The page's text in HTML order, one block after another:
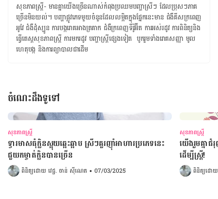
សុខភាព​ស្ត្រី​- ​មាន​គ្នា​យើង​ច្រើន​ណាស់​កំពុង​ប្រឈម​បញ្ហាស្រីៗ ដែល​ប្រុសៗ​ភាគ​
ច្រើន​មិន​យល់។ ​បញ្ហា​ផ្លូវ​ភេទ​​​មួយ​ចំនួន​ដែល​លម្អិត​ក្នុង​ផ្នែក​នេះ​មាន ​ជំងឺគីសក្រពេញ
អូវែ ​ជំងឺដុំស្បូន ​ការបង្ករោគអាងត្រគាក ​ជំងឺក្រពេញទីរ៉ូអ៊ីត ​ការអស់រដូវ ​ការពិនិត្យនិង​
ធ្វើតេស្តសុខភាពស្រ្តី ​ការមករដូវ ​បញ្ហា​ស្ត្រី​ផ្សេងទៀត​ ​ ​​បូករួម​ទាំង​រោគសញ្ញា មូល
ហេតុ​បង្ក និង​ការ​ព្យាបាល​ជា​ដើម
ចំណេះដឹងទូទៅ
សុខភាពស្ត្រី
ទ្វារមាសធុំក្លិនស្អុយឆ្អេះឆ្អាប ស្រីៗគួរញ៉ាំអាហារប្រភេទនេះ
ជួយកម្ចាត់ក្លិនបានច្រើន
ពិនិត្យដោយ វេជ្ជ. ចាន់ ស៊ីណេត • 07/03/2025
សុខភាពស្ត្រី
យើងរួមគ្នា
ដើម្បីស្រ្តី!
ពិនិត្យដោ